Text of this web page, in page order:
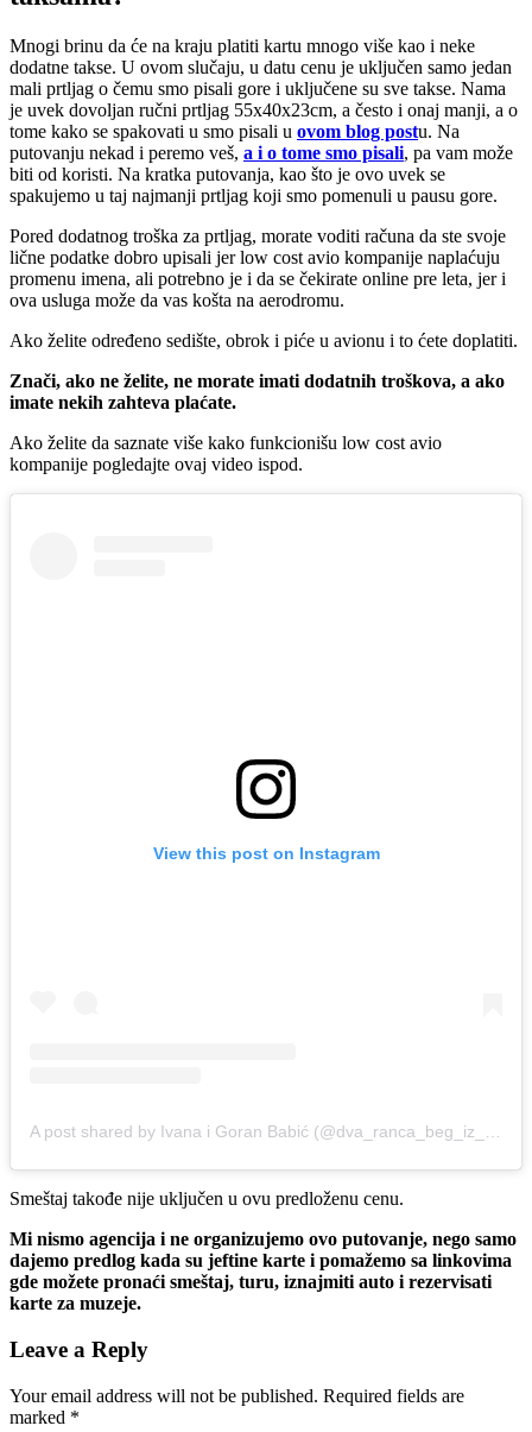
Mnogi brinu da će na kraju platiti kartu mnogo više kao i neke
dodatne takse. U ovom slučaju, u datu cenu je uključen samo jedan
mali prtljag o čemu smo pisali gore i uključene su sve takse. Nama
je uvek dovoljan ručni prtljag 55x40x23cm, a često i onaj manji, a o
tome kako se spakovati u smo pisali u ovom blog postu. Na
putovanju nekad i peremo veš, a i o tome smo pisali, pa vam može
biti od koristi. Na kratka putovanja, kao što je ovo uvek se
spakujemo u taj najmanji prtljag koji smo pomenuli u pausu gore.
Pored dodatnog troška za prtljag, morate voditi računa da ste svoje
lične podatke dobro upisali jer low cost avio kompanije naplaćuju
promenu imena, ali potrebno je i da se čekirate online pre leta, jer i
ova usluga može da vas košta na aerodromu.
Ako želite određeno sedište, obrok i piće u avionu i to ćete doplatiti.
Znači, ako ne želite, ne morate imati dodatnih troškova, a ako
imate nekih zahteva plaćate.
Ako želite da saznate više kako funkcionišu low cost avio
kompanije pogledajte ovaj video ispod.
View this post on Instagram
A post shared by Ivana i Goran Babić (@dva_ranca_beg_iz_kanca)
Smeštaj takođe nije uključen u ovu predloženu cenu.
Mi nismo agencija i ne organizujemo ovo putovanje, nego samo
dajemo predlog kada su jeftine karte i pomažemo sa linkovima
gde možete pronaći smeštaj, turu, iznajmiti auto i rezervisati
karte za muzeje.
Leave a Reply
Your email address will not be published. Required fields are
marked *